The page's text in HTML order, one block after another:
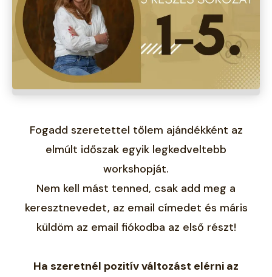
Fogadd szeretettel tőlem ajándékként az
elmúlt időszak egyik legkedveltebb
workshopját.
Nem kell mást tenned, csak add meg a
keresztnevedet, az email címedet és máris
küldöm az email fiókodba az első részt!
Ha szeretnél pozitív változást elérni az